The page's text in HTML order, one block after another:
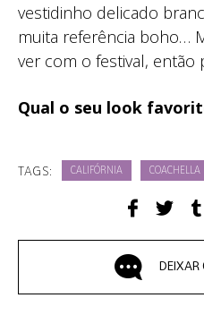
vestidinho delicado
muita referência boho…
ver com o festival, então
Qual o seu look
TAGS: CALIFÓRNIA COACHELLA